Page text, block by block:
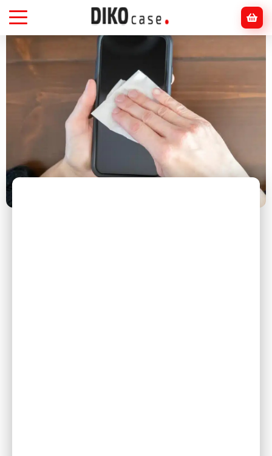
Головна Смартфони
Як правильно чистити екран телефону:
безпечні способи догляду за дисплеєм смартфона